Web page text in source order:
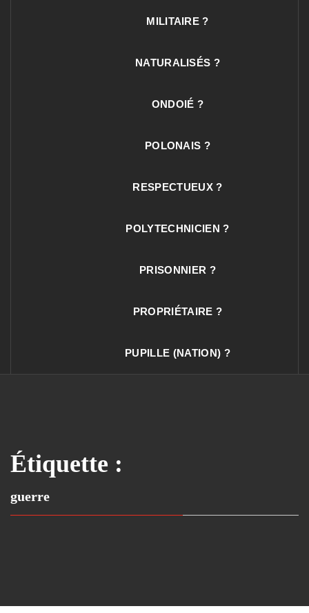
MILITAIRE ?
NATURALISÉS ?
ONDOIÉ ?
POLONAIS ?
RESPECTUEUX ?
POLYTECHNICIEN ?
PRISONNIER ?
PROPRIÉTAIRE ?
PUPILLE (NATION) ?
Étiquette :
guerre